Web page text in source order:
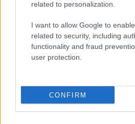
related to personalization.
I want to allow Google to
related to security, including
functionality and fraud
user protection.
CONFIRM
Κώστας Τσουκαλάς για ΕΛΤΑ:
διαχειριστικός έλεγχος για να
χρήματα